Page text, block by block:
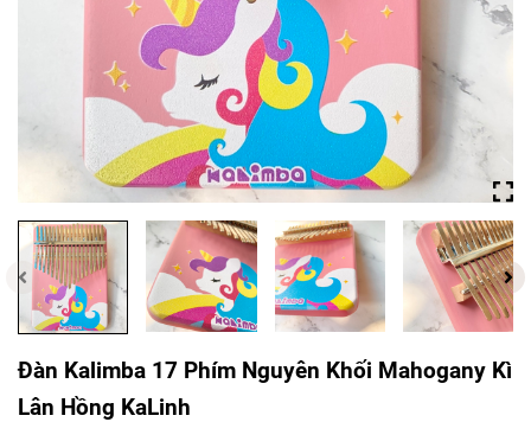
Đàn Kalimba 17 Phím Nguyên Khối Mahogany Kì
Lân Hồng KaLinh